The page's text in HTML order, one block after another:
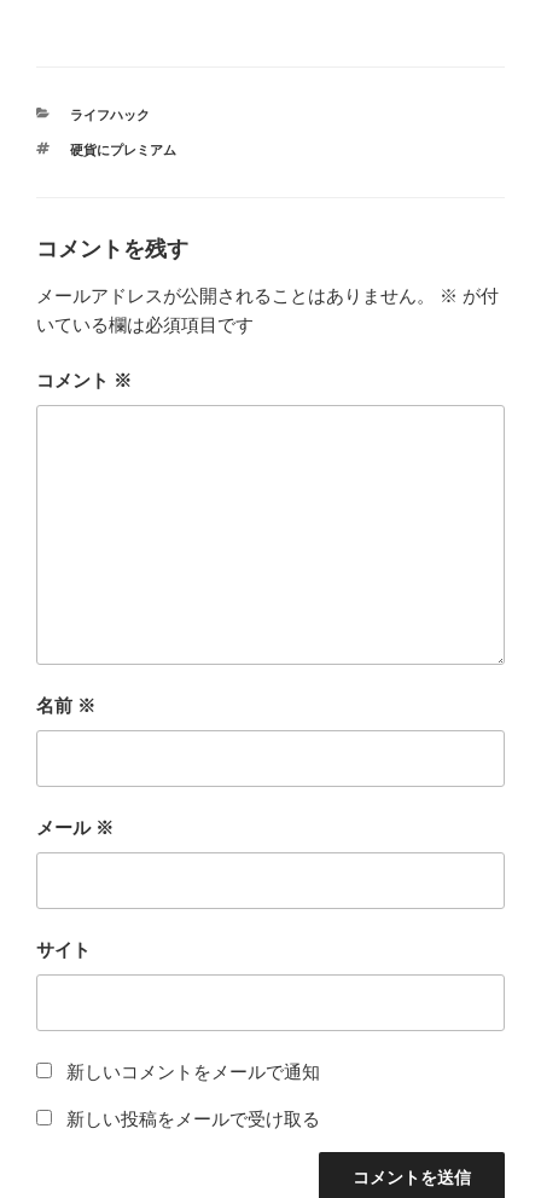
カ
ゴ
ライフハック
タ
硬貨にプレミアム
コメントを残す
メールアドレスが公開されることはありません。 ※ が付
いている欄は必須項目です
コメント ※
名前 ※
メール ※
サイト
新しいコメントをメールで通知
新しい投稿をメールで受け取る